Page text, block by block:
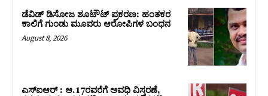
ಡೆವಿಡ್ ಡಿಸೋಜ ಶೂಟೌಟ್ ಪ್ರಕರಣ: ಹಂತಕರ
ಕಾಲಿಗೆ ಗುಂಡು ಮೂವರು ಆರೋಪಿಗಳ ಬಂಧನ
August 8, 2026
ಎಸ್‌ಐಆರ್‌ : ಆ.17ರವರೆಗೆ ಅವಧಿ ವಿಸ್ತರಣೆ,